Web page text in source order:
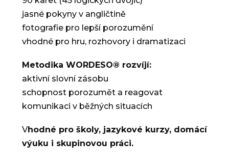
jasné pokyny v angličtině
fotografie pro lepší porozumění
vhodné pro hru, rozhovory i dramatizaci
Metodika WORDESO® rozvíjí:
aktivní slovní zásobu
schopnost porozumět a reagovat
komunikaci v běžných situacích
Vhodné pro školy, jazykové kurzy, domácí
výuku i skupinovou práci.